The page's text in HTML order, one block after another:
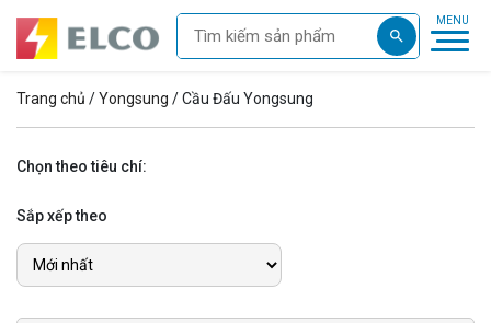
Trang chủ /Yongsung / Cầu Đấu Yongsung
Chọn theo tiêu chí:
Sắp xếp theo